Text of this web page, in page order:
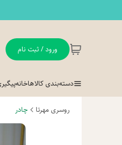
ورود / ثبت نام
دسته‌بندی کالاهاخانه
روسری مهرتا چادر